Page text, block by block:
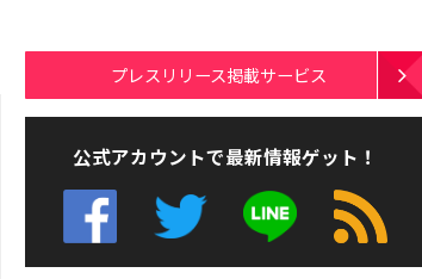
プレスリリース掲載サービス
公式アカウントで最新情報ゲット！